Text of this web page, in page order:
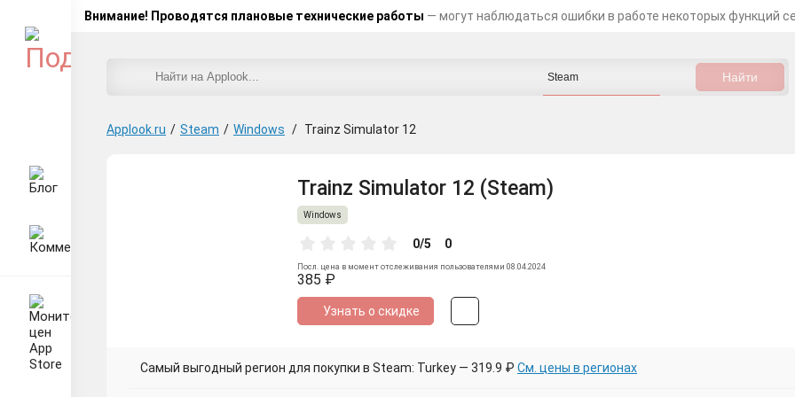
Внимание! Проводятся плановые технические работы — могут наблюдаться ошибки в работе некоторых функций
Applook.ru / Steam / Windows / Trainz Simulator 12
Trainz Simulator 12 (Steam)
Windows
0/5 0
Посл. цена в момент отслеживания пользователями 08.04.2024
385 ₽
Узнать о скидке
Самый выгодный регион для покупки в Steam: Turkey — 319.9 ₽ См. цены в регионах